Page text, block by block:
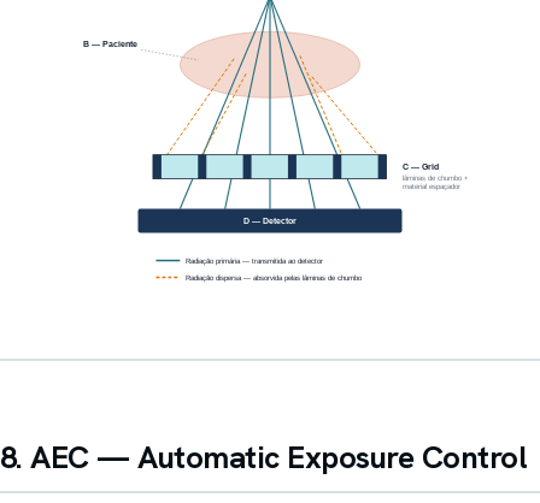
8. AEC — Automatic Exposure Control